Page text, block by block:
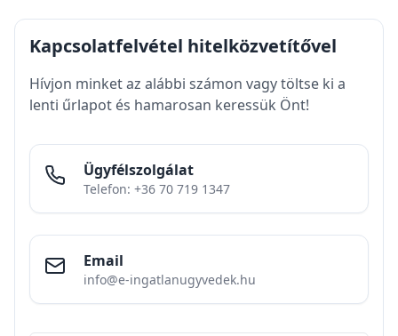
Kapcsolatfelvétel hitelközvetítővel
Hívjon minket az alábbi számon vagy töltse ki a
lenti űrlapot és hamarosan keressük Önt!
Ügyfélszolgálat
Telefon: +36 70 719 1347
Email
info@e-ingatlanugyvedek.hu